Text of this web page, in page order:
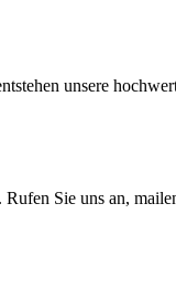
unsere
Sie uns an,